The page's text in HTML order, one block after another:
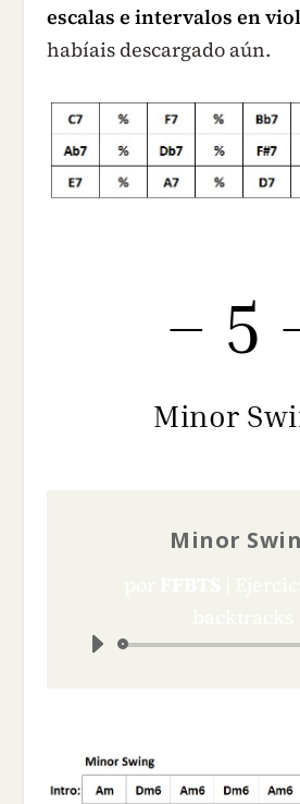
escalas e intervalos en
habíais descargado aún.
– 5
Minor
Minor